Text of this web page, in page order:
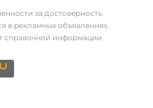
за достоверность
в рекламных объявлениях.
справочной информации.